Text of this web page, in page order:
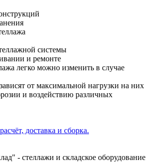
системы
и ремонте
легко можно изменить в случае
от максимальной нагрузки на них
и воздействию различных
доставка и сборка.
- стеллажи и складское оборудование